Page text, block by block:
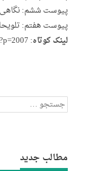
پیوست ششم:
پیوست هفتم:
لینک کوتاه:
جستجو
برای:
مطالب جدید